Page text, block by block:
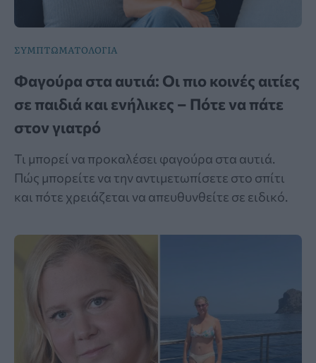
ΣΥΜΠΤΩΜΑΤΟΛΟΓΙΑ
Φαγούρα στα αυτιά: Οι πιο κοινές αιτίες
σε παιδιά και ενήλικες – Πότε να πάτε
στον γιατρό
Τι μπορεί να προκαλέσει φαγούρα στα αυτιά.
Πώς μπορείτε να την αντιμετωπίσετε στο σπίτι
και πότε χρειάζεται να απευθυνθείτε σε ειδικό.